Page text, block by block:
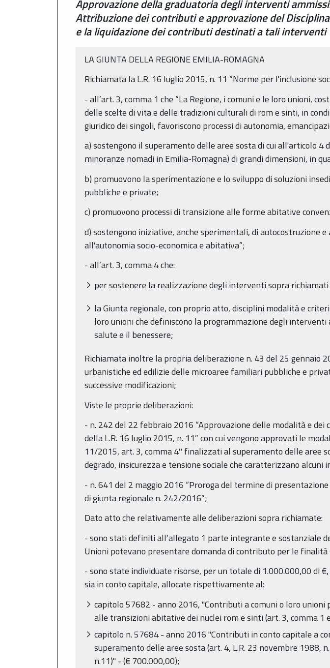
Approvazione della graduatoria degli interventi
Attribuzione dei contributi e approvazione del
e la liquidazione dei contributi destinati a tali interventi
LA GIUNTA DELLA REGIONE EMILIA-ROMAGNA
Richiamata la L.R. 16 luglio 2015, n. 11 “Norme per l'inclusione
- all’art. 3, comma 1 che “La Regione, i comuni e le loro unioni,
delle scelte di vita e delle tradizioni culturali di rom e sinti, in
giuridico dei singoli, favoriscono processi di autonomia,
a) sostengono il superamento delle aree sosta di cui all'articolo
minoranze nomadi in Emilia-Romagna) di grandi dimensioni, in
b) promuovono la sperimentazione e lo sviluppo di soluzioni
pubbliche e private;
c) promuovono processi di transizione alle forme abitative
d) sostengono iniziative, anche sperimentali, di autocostruzione
all'autonomia socio-economica e abitativa”;
- all’art. 3, comma 4 che:
per sostenere la realizzazione degli interventi sopra
la Giunta regionale, con proprio atto, disciplini modalità e
loro unioni che definiscono la programmazione degli
salute e il benessere;
Richiamata inoltre la propria deliberazione n. 43 del 25 gennaio
urbanistiche ed edilizie delle microaree familiari pubbliche e
successive modificazioni;
Viste le proprie deliberazioni:
- n. 242 del 22 febbraio 2016 “Approvazione delle modalità e
della L.R. 16 luglio 2015, n. 11” con cui vengono approvati le
11/2015, art. 3, comma 4" finalizzati al superamento delle aree
degrado, insicurezza e tensione sociale che caratterizzano
- n. 641 del 2 maggio 2016 “Proroga del termine di
di giunta regionale n. 242/2016”;
Dato atto che relativamente alle deliberazioni sopra richiamate:
- sono stati definiti all’allegato 1 parte integrante e sostanziale
Unioni potevano presentare domanda di contributo per le
- sono state individuate risorse, per un totale di 1.000.000,00 di
sia in conto capitale, allocate rispettivamente al:
capitolo 57682 - anno 2016, "Contributi a comuni o loro
alle transizioni abitative dei nuclei rom e sinti (art. 3, comma 1
capitolo n. 57684 - anno 2016 "Contributi in conto capitale a
superamento delle aree sosta (art. 4, L.R. 23 novembre 1988,
n.11)" - (€ 700.000,00);